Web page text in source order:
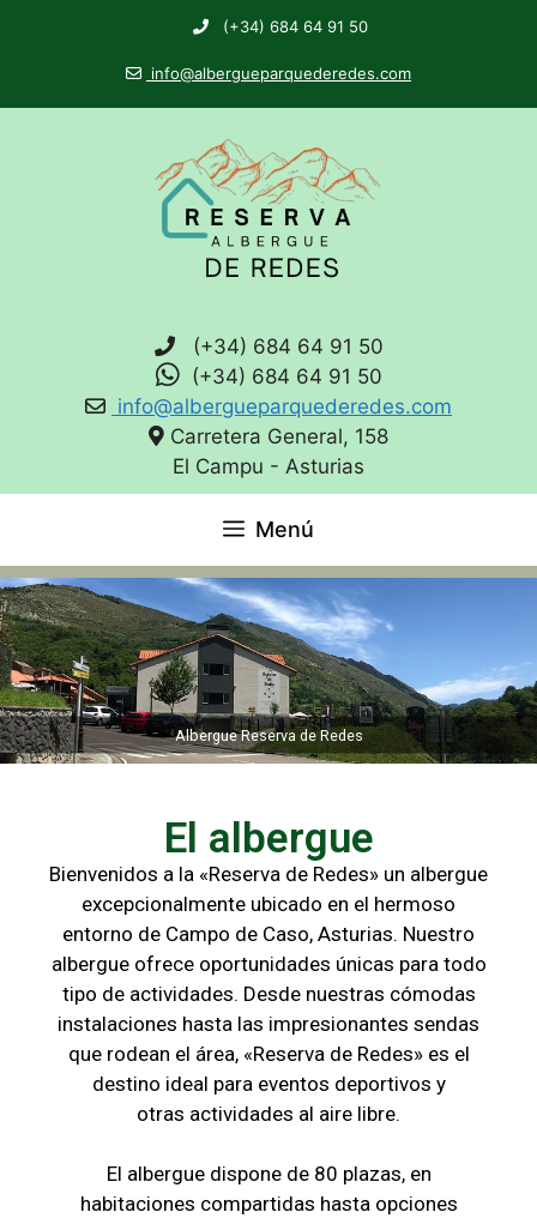
(+34) 684 64 91 50
info@albergueparquederedes.com
(+34) 684 64 91 50
(+34) 684 64 91 50
info@albergueparquederedes.com
Carretera General, 158
El Campu - Asturias
Menú
Albergue Reserva de Redes
El albergue
Bienvenidos a la «Reserva de Redes» un albergue
excepcionalmente ubicado en el hermoso
entorno de Campo de Caso, Asturias. Nuestro
albergue ofrece oportunidades únicas para todo
tipo de actividades. Desde nuestras cómodas
instalaciones hasta las impresionantes sendas
que rodean el área, «Reserva de Redes» es el
destino ideal para eventos deportivos y
otras actividades al aire libre.
El albergue dispone de 80 plazas, en
habitaciones compartidas hasta opciones